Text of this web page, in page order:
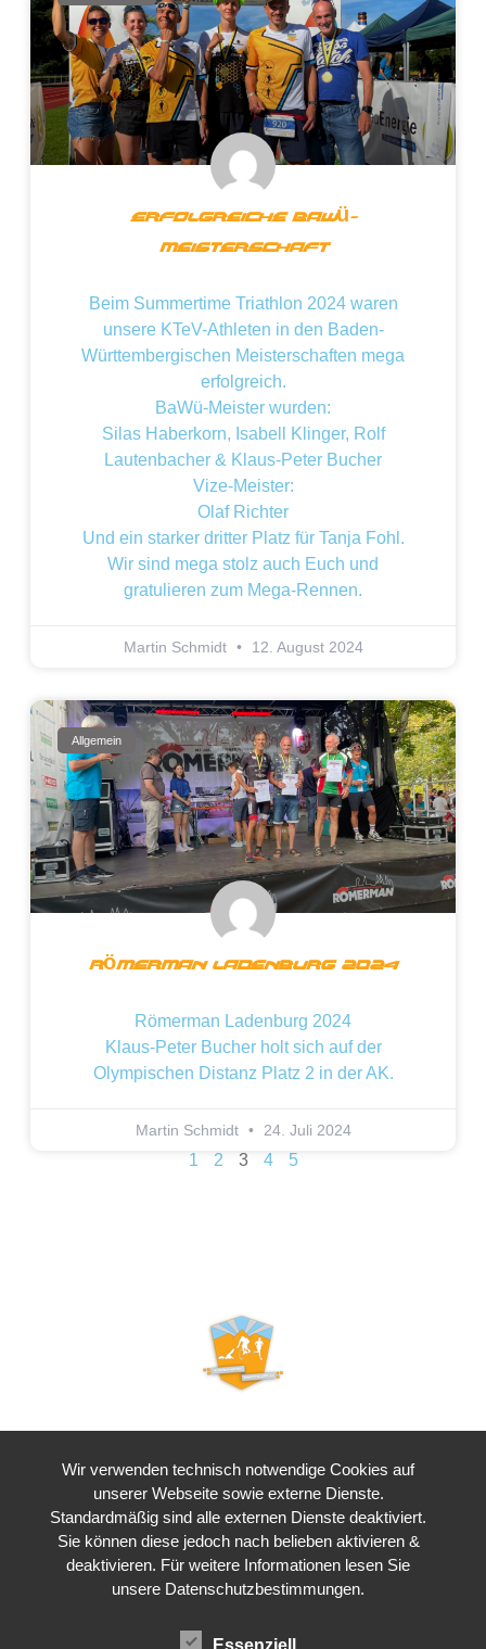
Erfolgreiche BaWü-
Meisterschaft
Beim Summertime Triathlon 2024 waren
unsere KTeV-Athleten in den Baden-
Württembergischen Meisterschaften mega
erfolgreich.
BaWü-Meister wurden:
Silas Haberkorn, Isabell Klinger, Rolf
Lautenbacher & Klaus-Peter Bucher
Vize-Meister:
Olaf Richter
Und ein starker dritter Platz für Tanja Fohl.
Wir sind mega stolz auch Euch und
gratulieren zum Mega-Rennen.
Martin Schmidt 12. August 2024
Allgemein
Römerman Ladenburg 2024
Römerman Ladenburg 2024
Klaus-Peter Bucher holt sich auf der
Olympischen Distanz Platz 2 in der AK.
Martin Schmidt 24. Juli 2024
1 2 3 4 5
Waldstraße 4
76646 Bruchsal
Wir verwenden technisch notwendige Cookies auf
unserer Webseite sowie externe Dienste.
Standardmäßig sind alle externen Dienste deaktiviert.
Sie können diese jedoch nach belieben aktivieren &
deaktivieren. Für weitere Informationen lesen Sie
unsere Datenschutzbestimmungen.
Essenziell